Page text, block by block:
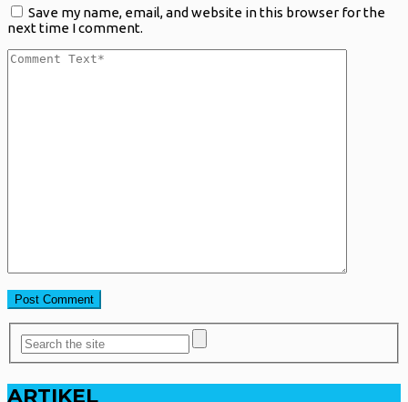
Save my name, email, and website in this browser for the
next time I comment.
ARTIKEL